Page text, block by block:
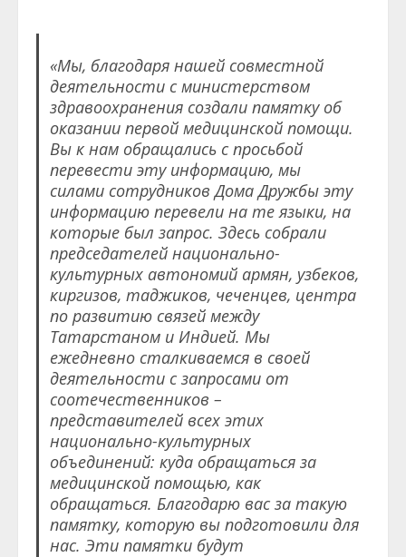
«Мы, благодаря нашей совместной
деятельности с министерством
здравоохранения создали памятку об
оказании первой медицинской помощи.
Вы к нам обращались с просьбой
перевести эту информацию, мы
силами сотрудников Дома Дружбы эту
информацию перевели на те языки, на
которые был запрос. Здесь собрали
председателей национально-
культурных автономий армян, узбеков,
киргизов, таджиков, чеченцев, центра
по развитию связей между
Татарстаном и Индией. Мы
ежедневно сталкиваемся в своей
деятельности с запросами от
соотечественников –
представителей всех этих
национально-культурных
объединений: куда обращаться за
медицинской помощью, как
обращаться. Благодарю вас за такую
памятку, которую вы подготовили для
нас. Эти памятки будут